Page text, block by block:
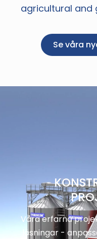
agricultural and
Se våra
Våra erfarna
lösningar -